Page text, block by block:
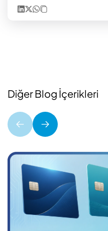
Diğer Blog İçerikleri